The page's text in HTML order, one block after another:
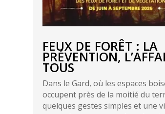
FEUX DE FORÊT : LA
PRÉVENTION,
TOUS
Dans le Gard, où les espaces
occupent près de la moitié du
quelques gestes simples et une